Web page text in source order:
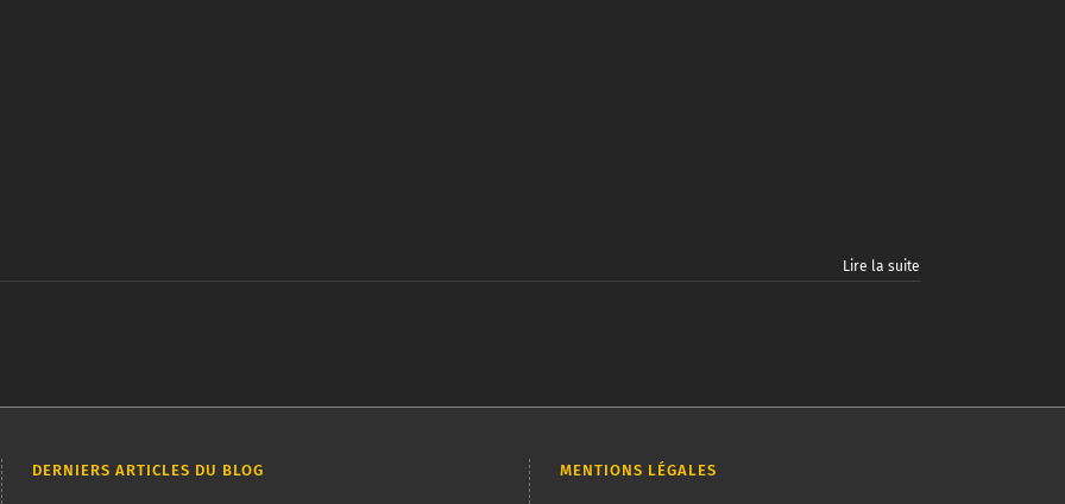
Lire la suite
DERNIERS ARTICLES DU BLOG MENTIONS LÉGALES